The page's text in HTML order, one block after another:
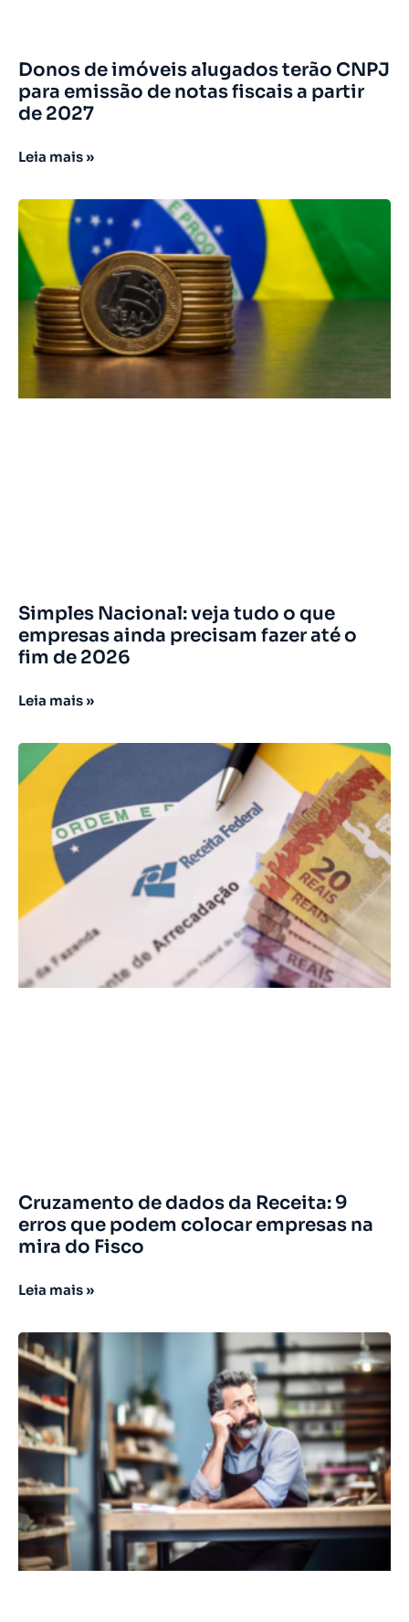
Donos de imóveis alugados terão CNPJ
para emissão de notas fiscais a partir
de 2027
Leia mais »
Simples Nacional: veja tudo o que
empresas ainda precisam fazer até o
fim de 2026
Leia mais »
Cruzamento de dados da Receita: 9
erros que podem colocar empresas na
mira do Fisco
Leia mais »